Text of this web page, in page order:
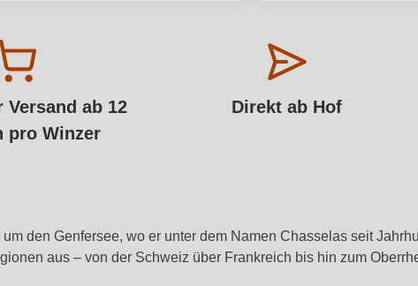
Versand ab 12
pro Winzer
Direkt ab Hof
den Genfersee, wo er unter dem Namen Chasselas seit
aus – von der Schweiz über Frankreich bis hin zum